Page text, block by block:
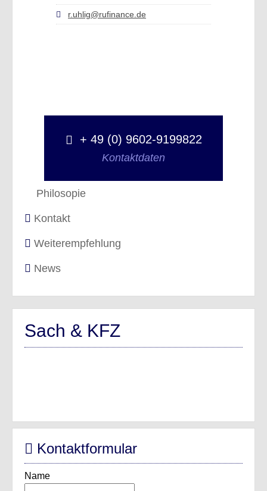
r.uhlig@rufinance.de
+ 49 (0) 9602-9199822
Kontaktdaten
Philosopie
Kontakt
Weiterempfehlung
News
Sach & KFZ
Kontaktformular
Name